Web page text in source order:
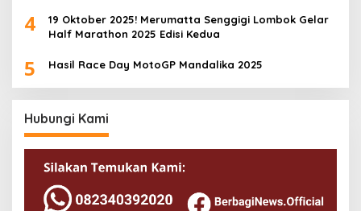
4
19 Oktober 2025! Merumatta Senggigi Lombok Gelar
Half Marathon 2025 Edisi Kedua
5 Hasil Race Day MotoGP Mandalika 2025
Hubungi Kami